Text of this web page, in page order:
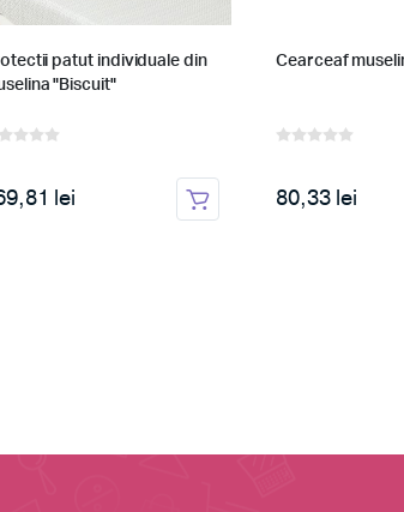
patut individuale din
"Biscuit"
lei
Cearceaf
80,33 lei